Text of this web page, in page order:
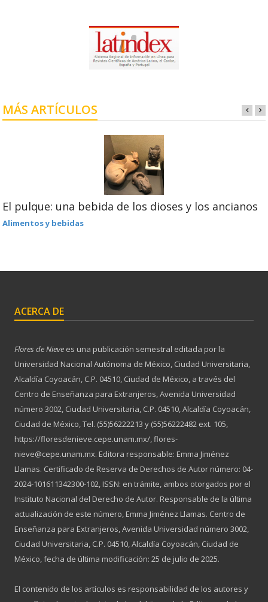
MÁS ARTÍCULOS
El pulque: una bebida de los dioses y los ancianos
Alimentos y bebidas
ACERCA DE
Flores de Nieve es una publicación semestral editada por la
Universidad Nacional Autónoma de México, Ciudad Universitaria,
Alcaldía Coyoacán, C.P. 04510, Ciudad de México, a través del
Centro de Enseñanza para Extranjeros, Avenida Universidad
número 3002, Ciudad Universitaria, C.P. 04510, Alcaldía Coyoacán,
Ciudad de México, Tel. (55)56222213 y (55)56222482 ext. 105,
https://floresdenieve.cepe.unam.mx/, flores-
nieve@cepe.unam.mx. Editora responsable: Emma Jiménez
Llamas. Certificado de Reserva de Derechos de Autor número: 04-
2024-101611342300-102, ISSN: en trámite, ambos otorgados por el
Instituto Nacional del Derecho de Autor. Responsable de la última
actualización de este número, Emma Jiménez Llamas. Centro de
Enseñanza para Extranjeros, Avenida Universidad número 3002,
Ciudad Universitaria, C.P. 04510, Alcaldía Coyoacán, Ciudad de
México, fecha de última modificación: 25 de julio de 2025.
El contenido de los artículos es responsabilidad de los autores y